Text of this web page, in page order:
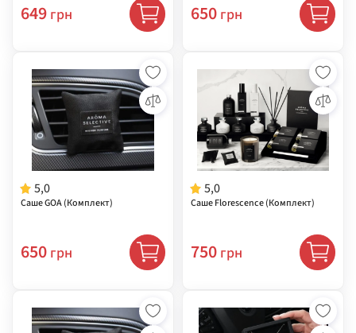
649 грн 650 грн
5,0
Саше GOA (Комплект)
650 грн
5,0
Саше Florescence (Комплект)
750 грн